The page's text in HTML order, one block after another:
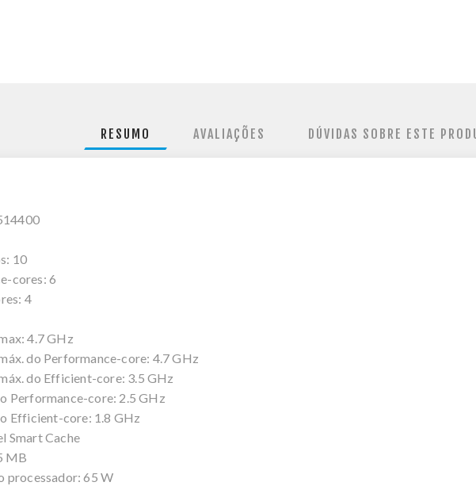
RESUMO AVALIAÇÕES DÚVIDAS SOBRE ESTE
10
cores: 6
4
4.7 GHz
do Performance-core: 4.7 GHz
do Efficient-core: 3.5 GHz
Performance-core: 2.5 GHz
Efficient-core: 1.8 GHz
Smart Cache
MB
processador: 65 W